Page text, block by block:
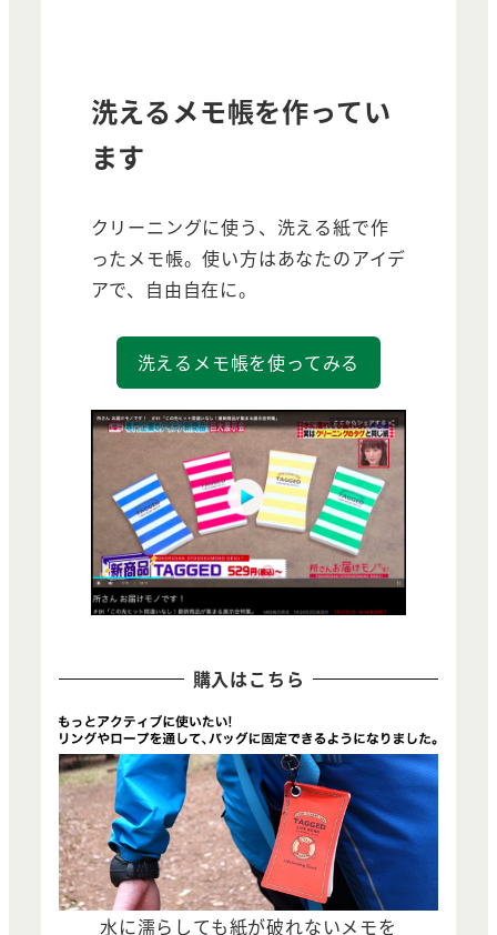
洗えるメモ帳を作ってい
ます
クリーニングに使う、洗える紙で作
ったメモ帳。使い方はあなたのアイデ
アで、自由自在に。
洗えるメモ帳を使ってみる
購入はこちら
水に濡らしても紙が破れないメモを